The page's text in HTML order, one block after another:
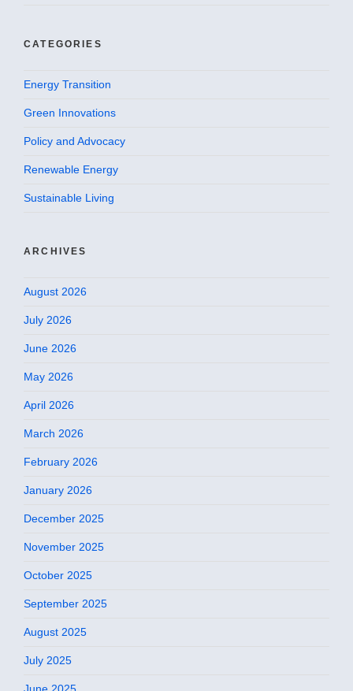
CATEGORIES
Energy Transition
Green Innovations
Policy and Advocacy
Renewable Energy
Sustainable Living
ARCHIVES
August 2026
July 2026
June 2026
May 2026
April 2026
March 2026
February 2026
January 2026
December 2025
November 2025
October 2025
September 2025
August 2025
July 2025